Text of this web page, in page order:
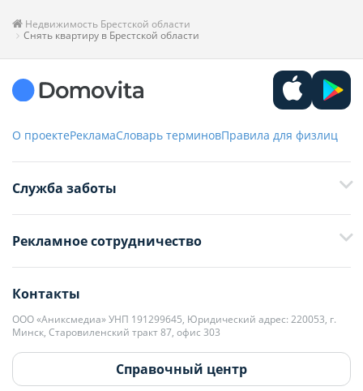
Недвижимость Брестской области
Снять квартиру в Брестской области
О проектеРекламаСловарь терминовПравила для физлиц
Служба заботы
+375 29 376-13-70
+375 33 376-13-70
editor@domovita.by
Мы принимаем звонки и отвечаем на письма в будние дни с 9:00 до
18:00.
Рекламное сотрудничество
+375 29 563-15-61 Кристина Филюта
kb@domovita.by
+375 29 179-11-28 Владислав Гладченко
vg@domovita.by
Контакты
ООО «Аниксмедиа» УНП 191299645, Юридический адрес: 220053, г.
Минск, Старовиленский тракт 87, офис 303
Справочный центр